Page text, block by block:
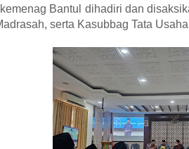
Bantul dihadiri dan
serta Kasubbag Tata